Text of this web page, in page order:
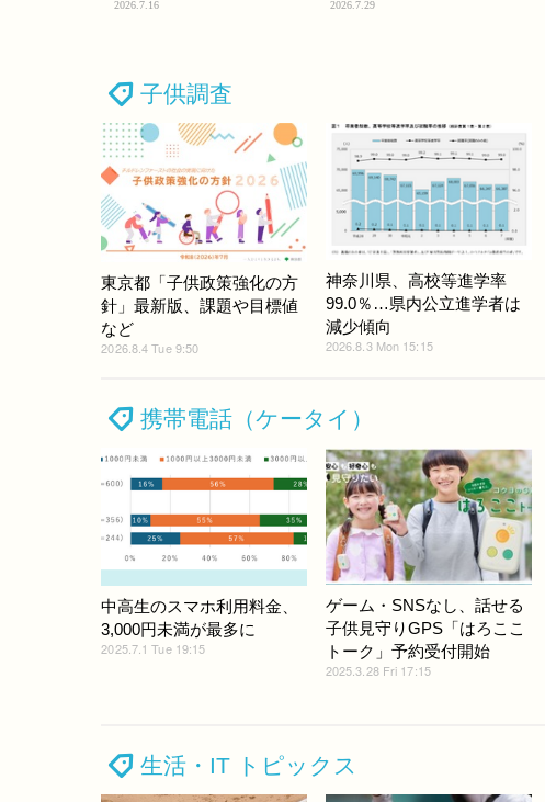
2026.7.16 2026.7.29
子供調査
東京都「子供政策強化の方
針」最新版、課題や目標値
など
2026.8.4 Tue 9:50
神奈川県、高校等進学率
99.0％…県内公立進学者は
減少傾向
2026.8.3 Mon 15:15
携帯電話（ケータイ）
中高生のスマホ利用料金、
3,000円未満が最多に
2025.7.1 Tue 19:15
ゲーム・SNSなし、話せる
子供見守りGPS「はろここ
トーク」予約受付開始
2025.3.28 Fri 17:15
生活・IT トピックス